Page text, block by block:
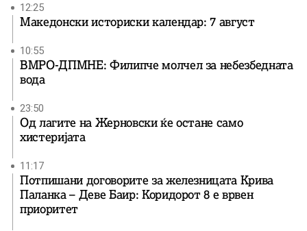
12:25
Македонски историски календар: 7 август
10:55
ВМРО-ДПМНЕ: Филипче молчел за небезбедната
вода
23:50
Од лагите на Жерновски ќе остане само
хистеријата
11:17
Потпишани договорите за железницата Крива
Паланка – Деве Баир: Коридорот 8 е врвен
приоритет